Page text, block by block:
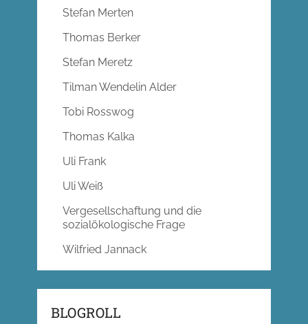
Stefan Merten
Thomas Berker
Stefan Meretz
Tilman Wendelin Alder
Tobi Rosswog
Thomas Kalka
Uli Frank
Uli Weiß
Vergesellschaftung und die
sozialökologische Frage
Wilfried Jannack
BLOGROLL